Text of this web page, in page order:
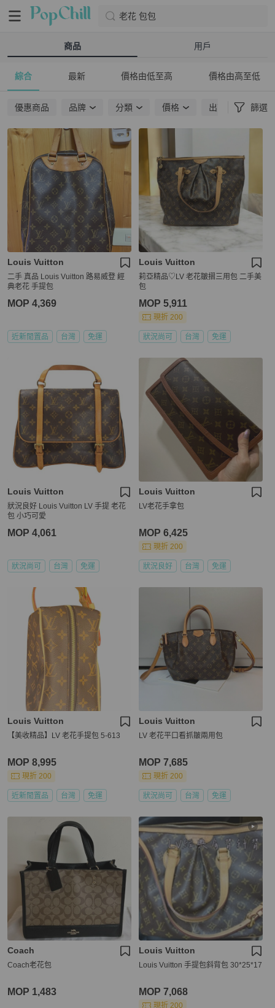
老花 包包
商品 用戶
綜合 最新 價格由低至高 價格由高至低
優惠商品 品牌 分類 價格 出貨地點 篩選
Louis Vuitton
二手 真品 Louis Vuitton 路易威登 經
典老花 手提包
MOP 4,369
近新閒置品 台灣 免運
Louis Vuitton
莉亞精品♡LV 老花皺摺三用包 二手美
包
MOP 5,911
現折 200
狀況尚可 台灣 免運
Louis Vuitton
狀況良好 Louis Vuitton LV 手提 老花
包 小巧可愛
MOP 4,061
狀況尚可 台灣 免運
Louis Vuitton
LV老花手拿包
MOP 6,425
現折 200
狀況良好 台灣 免運
Louis Vuitton
【美收精品】LV 老花手提包 5-613
MOP 8,995
現折 200
近新閒置品 台灣 免運
Louis Vuitton
LV 老花平口看抓皺兩用包
MOP 7,685
現折 200
狀況尚可 台灣 免運
Coach
Coach老花包
MOP 1,483
Louis Vuitton
Louis Vuitton 手提包斜背包 30*25*17
MOP 7,068
現折 200